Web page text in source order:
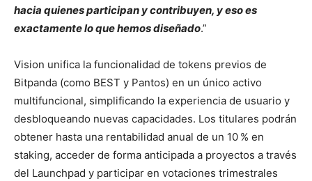
hacia quienes participan y contribuyen, y eso es
exactamente lo que hemos diseñado.”
Vision unifica la funcionalidad de tokens previos de
Bitpanda (como BEST y Pantos) en un único activo
multifuncional, simplificando la experiencia de usuario y
desbloqueando nuevas capacidades. Los titulares podrán
obtener hasta una rentabilidad anual de un 10 % en
staking, acceder de forma anticipada a proyectos a través
del Launchpad y participar en votaciones trimestrales